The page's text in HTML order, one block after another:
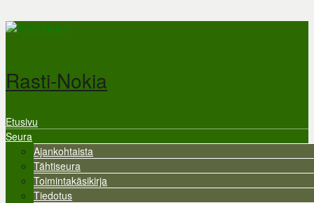
Hyppää pääsisältöön
Rasti-Nokia
Valikko
Etusivu
Seura
Ajankohtaista
Tähtiseura
Toimintakäsikirja
Tiedotus